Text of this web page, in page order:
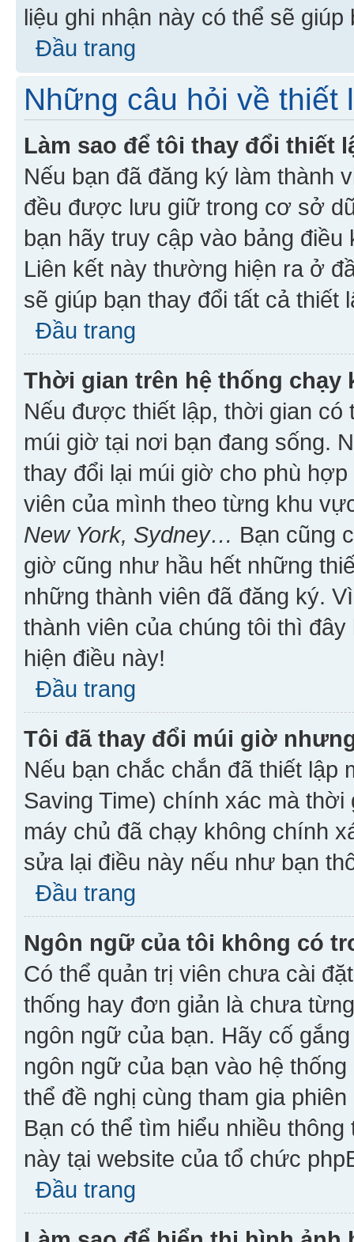
liệu ghi nhận này có thể sẽ
Đầu trang
Những câu hỏi về thiết
Làm sao để tôi thay đổi thiết
Nếu bạn đã đăng ký làm thành
đều được lưu giữ trong cơ sở
bạn hãy truy cập vào bảng
Liên kết này thường hiện ra ở
sẽ giúp bạn thay đổi tất cả thiết
Đầu trang
Thời gian trên hệ thống chạy
Nếu được thiết lập, thời gian
múi giờ tại nơi bạn đang sống.
thay đổi lại múi giờ cho phù
viên của mình theo từng khu
New York, Sydney… Bạn cũng
giờ cũng như hầu hết những
những thành viên đã đăng ký.
thành viên của chúng tôi thì
hiện điều này!
Đầu trang
Tôi đã thay đổi múi giờ
Nếu bạn chắc chắn đã thiết lập
Saving Time) chính xác mà
máy chủ đã chạy không chính
sửa lại điều này nếu như bạn
Đầu trang
Ngôn ngữ của tôi không có
Có thể quản trị viên chưa cài
thống hay đơn giản là chưa
ngôn ngữ của bạn. Hãy cố
ngôn ngữ của bạn vào hệ
thể đề nghị cùng tham gia
Bạn có thể tìm hiểu nhiều
này tại website của tổ chức
Đầu trang